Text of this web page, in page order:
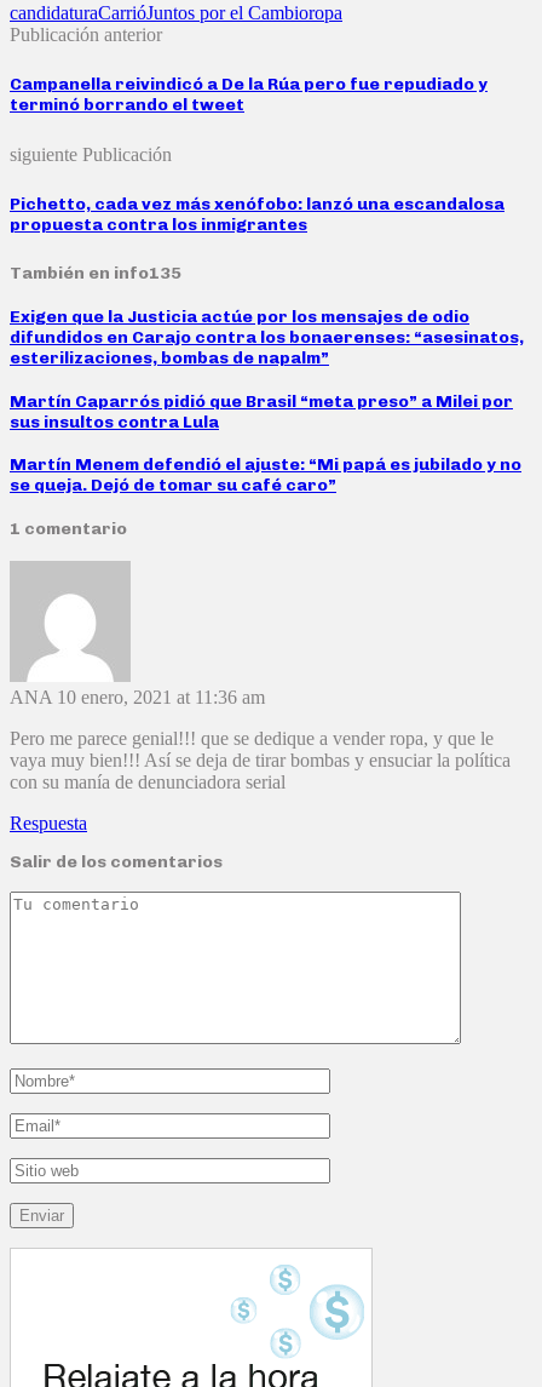
candidaturaCarrióJuntos por el Cambioropa
Publicación anterior
Campanella reivindicó a De la Rúa pero fue repudiado y
terminó borrando el tweet
siguiente Publicación
Pichetto, cada vez más xenófobo: lanzó una escandalosa
propuesta contra los inmigrantes
También en info135
Exigen que la Justicia actúe por los mensajes de odio
difundidos en Carajo contra los bonaerenses: “asesinatos,
esterilizaciones, bombas de napalm”
Martín Caparrós pidió que Brasil “meta preso” a Milei por
sus insultos contra Lula
Martín Menem defendió el ajuste: “Mi papá es jubilado y no
se queja. Dejó de tomar su café caro”
1 comentario
ANA 10 enero, 2021 at 11:36 am
Pero me parece genial!!! que se dedique a vender ropa, y que le
vaya muy bien!!! Así se deja de tirar bombas y ensuciar la política
con su manía de denunciadora serial
Respuesta
Salir de los comentarios